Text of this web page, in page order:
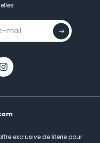
exclusive de literie pour